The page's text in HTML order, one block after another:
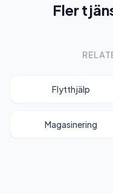
Fler
Flytthjälp
Magasinering